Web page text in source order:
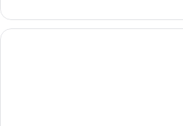
APARTMENT
ONE
BEDROOM
le
type
de